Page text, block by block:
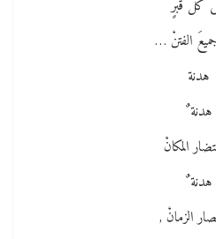
كلّ قبرٍ
الفتنْ …
هدنة
هدنة ٌ
المكانْ
هدنة ٌ
الزمانْ ,